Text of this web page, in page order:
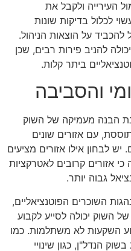
העירייה ולקבל את
לכלול בדיקות שונות
על הוצאות הניהול.
להניב פירות רבים, שכן
ביתר קלות.
והסביבה
הבנה מעמיקה של השוק
עם אזורים שונים
יש לבחון אילו אזורים מציעים
אזורים קרובים לאטרקציות
גבוה יותר.
השוכרים הפוטנציאליים,
השוק יכולה לסייע לקבוע
השקעות לא משתלמות. כמו
הנדל"ן, כגון שינויי